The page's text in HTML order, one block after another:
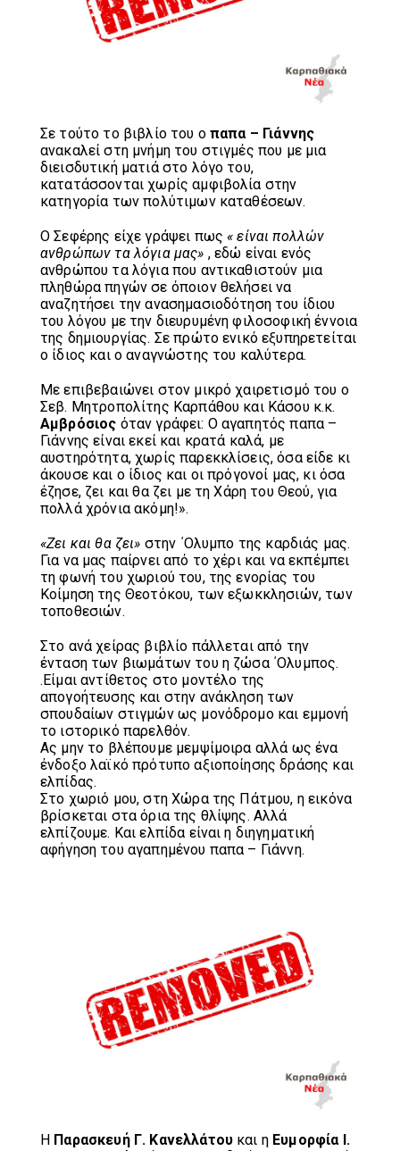
Σε τούτο το βιβλίο του οπαπα – Γιάννης
ανακαλεί στη μνήμη του στιγμές που με μια
διεισδυτική ματιά στο λόγο του,
κατατάσσονται χωρίς αμφιβολία στην
κατηγορία των πολύτιμων καταθέσεων.
Ο Σεφέρης είχε γράψει πως« είναι πολλών
ανθρώπων τα λόγια μας» , εδώ είναι ενός
ανθρώπου τα λόγια που αντικαθιστούν μια
πληθώρα πηγών σε όποιον θελήσει να
αναζητήσει την ανασημασιοδότηση του ίδιου
του λόγου με την διευρυμένη φιλοσοφική έννοια
της δημιουργίας. Σε πρώτο ενικό εξυπηρετείται
ο ίδιος και ο αναγνώστης του καλύτερα.
Με επιβεβαιώνει στον μικρό χαιρετισμό του ο
Σεβ. Μητροπολίτης Καρπάθου και Κάσου κ.κ.
Αμβρόσιος όταν γράφει: Ο αγαπητός παπα –
Γιάννης είναι εκεί και κρατά καλά, με
αυστηρότητα, χωρίς παρεκκλίσεις, όσα είδε κι
άκουσε και ο ίδιος και οι πρόγονοί μας, κι όσα
έζησε, ζει και θα ζει με τη Χάρη του Θεού, για
πολλά χρόνια ακόμη!».
«Ζει και θα ζει» στην ΄Ολυμπο της καρδιάς μας.
Για να μας παίρνει από το χέρι και να εκπέμπει
τη φωνή του χωριού του, της ενορίας του
Κοίμηση της Θεοτόκου, των εξωκκλησιών, των
τοποθεσιών.
Στο ανά χείρας βιβλίο πάλλεται από την
ένταση των βιωμάτων του η ζώσα ΄Ολυμπος.
.Είμαι αντίθετος στο μοντέλο της
απογοήτευσης και στην ανάκληση των
σπουδαίων στιγμών ως μονόδρομο και εμμονή
το ιστορικό παρελθόν.
Ας μην το βλέπουμε μεμψίμοιρα αλλά ως ένα
ένδοξο λαϊκό πρότυπο αξιοποίησης δράσης και
ελπίδας.
Στο χωριό μου, στη Χώρα της Πάτμου, η εικόνα
βρίσκεται στα όρια της θλίψης. Αλλά
ελπίζουμε. Και ελπίδα είναι η διηγηματική
αφήγηση του αγαπημένου παπα – Γιάννη.
Η Παρασκευή Γ. Κανελλάτου και ηΕυμορφία Ι.